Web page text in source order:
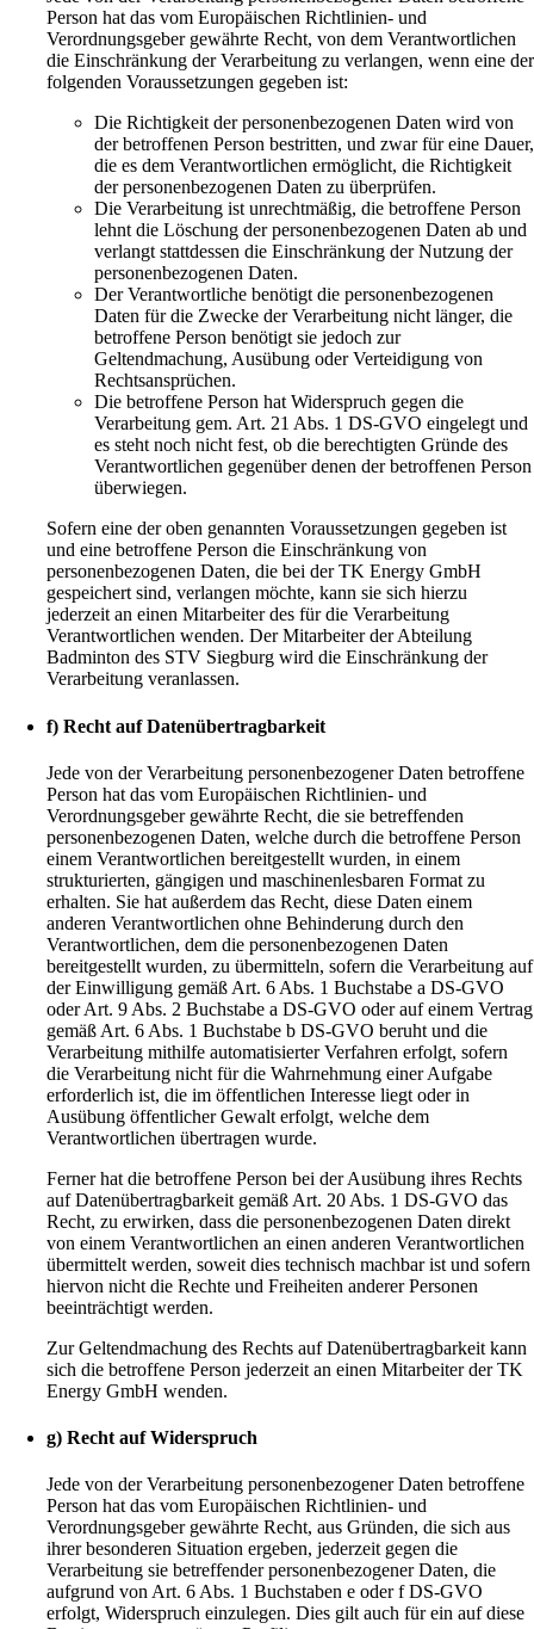
Person hat das vom Europäischen Richtlinien- und
Verordnungsgeber gewährte Recht, von dem Verantwortlichen
die Einschränkung der Verarbeitung zu verlangen, wenn eine der
folgenden Voraussetzungen gegeben ist:
Die Richtigkeit der personenbezogenen Daten wird von
der betroffenen Person bestritten, und zwar für eine Dauer,
die es dem Verantwortlichen ermöglicht, die Richtigkeit
der personenbezogenen Daten zu überprüfen.
Die Verarbeitung ist unrechtmäßig, die betroffene Person
lehnt die Löschung der personenbezogenen Daten ab und
verlangt stattdessen die Einschränkung der Nutzung der
personenbezogenen Daten.
Der Verantwortliche benötigt die personenbezogenen
Daten für die Zwecke der Verarbeitung nicht länger, die
betroffene Person benötigt sie jedoch zur
Geltendmachung, Ausübung oder Verteidigung von
Rechtsansprüchen.
Die betroffene Person hat Widerspruch gegen die
Verarbeitung gem. Art. 21 Abs. 1 DS-GVO eingelegt und
es steht noch nicht fest, ob die berechtigten Gründe des
Verantwortlichen gegenüber denen der betroffenen Person
überwiegen.
Sofern eine der oben genannten Voraussetzungen gegeben ist
und eine betroffene Person die Einschränkung von
personenbezogenen Daten, die bei der TK Energy GmbH
gespeichert sind, verlangen möchte, kann sie sich hierzu
jederzeit an einen Mitarbeiter des für die Verarbeitung
Verantwortlichen wenden. Der Mitarbeiter der Abteilung
Badminton des STV Siegburg wird die Einschränkung der
Verarbeitung veranlassen.
f) Recht auf Datenübertragbarkeit
Jede von der Verarbeitung personenbezogener Daten betroffene
Person hat das vom Europäischen Richtlinien- und
Verordnungsgeber gewährte Recht, die sie betreffenden
personenbezogenen Daten, welche durch die betroffene Person
einem Verantwortlichen bereitgestellt wurden, in einem
strukturierten, gängigen und maschinenlesbaren Format zu
erhalten. Sie hat außerdem das Recht, diese Daten einem
anderen Verantwortlichen ohne Behinderung durch den
Verantwortlichen, dem die personenbezogenen Daten
bereitgestellt wurden, zu übermitteln, sofern die Verarbeitung auf
der Einwilligung gemäß Art. 6 Abs. 1 Buchstabe a DS-GVO
oder Art. 9 Abs. 2 Buchstabe a DS-GVO oder auf einem Vertrag
gemäß Art. 6 Abs. 1 Buchstabe b DS-GVO beruht und die
Verarbeitung mithilfe automatisierter Verfahren erfolgt, sofern
die Verarbeitung nicht für die Wahrnehmung einer Aufgabe
erforderlich ist, die im öffentlichen Interesse liegt oder in
Ausübung öffentlicher Gewalt erfolgt, welche dem
Verantwortlichen übertragen wurde.
Ferner hat die betroffene Person bei der Ausübung ihres Rechts
auf Datenübertragbarkeit gemäß Art. 20 Abs. 1 DS-GVO das
Recht, zu erwirken, dass die personenbezogenen Daten direkt
von einem Verantwortlichen an einen anderen Verantwortlichen
übermittelt werden, soweit dies technisch machbar ist und sofern
hiervon nicht die Rechte und Freiheiten anderer Personen
beeinträchtigt werden.
Zur Geltendmachung des Rechts auf Datenübertragbarkeit kann
sich die betroffene Person jederzeit an einen Mitarbeiter der TK
Energy GmbH wenden.
g) Recht auf Widerspruch
Jede von der Verarbeitung personenbezogener Daten betroffene
Person hat das vom Europäischen Richtlinien- und
Verordnungsgeber gewährte Recht, aus Gründen, die sich aus
ihrer besonderen Situation ergeben, jederzeit gegen die
Verarbeitung sie betreffender personenbezogener Daten, die
aufgrund von Art. 6 Abs. 1 Buchstaben e oder f DS-GVO
erfolgt, Widerspruch einzulegen. Dies gilt auch für ein auf diese